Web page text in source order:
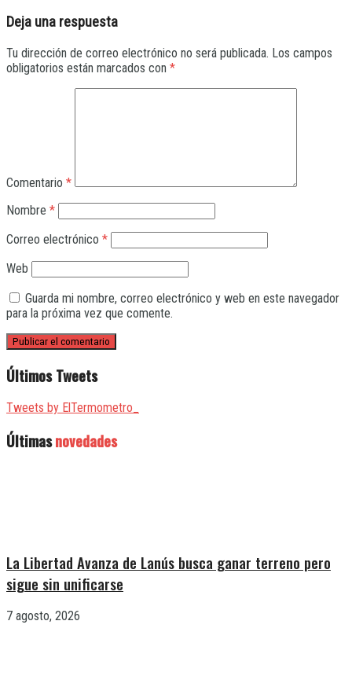
Deja una respuesta
Tu dirección de correo electrónico no será publicada. Los campos
obligatorios están marcados con *
Comentario *
Nombre *
Correo electrónico *
Web
Guarda mi nombre, correo electrónico y web en este navegador
para la próxima vez que comente.
Últimos Tweets
Tweets by ElTermometro_
Últimasnovedades
La Libertad Avanza de Lanús busca ganar terreno pero
sigue sin unificarse
7 agosto, 2026